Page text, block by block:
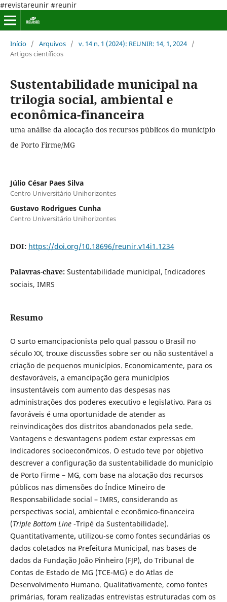
#revistareunir #reunir
Início / Arquivos / v. 14 n. 1 (2024): REUNIR: 14, 1, 2024 /
Artigos científicos
Sustentabilidade municipal na
trilogia social, ambiental e
econômica-financeira
uma análise da alocação dos recursos públicos do município
de Porto Firme/MG
Júlio César Paes Silva
Centro Universitário Unihorizontes
Gustavo Rodrigues Cunha
Centro Universitário Unihorizontes
DOI: https://doi.org/10.18696/reunir.v14i1.1234
Palavras-chave: Sustentabilidade municipal, Indicadores
sociais, IMRS
Resumo
O surto emancipacionista pelo qual passou o Brasil no
século XX, trouxe discussões sobre ser ou não sustentável a
criação de pequenos municípios. Economicamente, para os
desfavoráveis, a emancipação gera municípios
insustentáveis com aumento das despesas nas
administrações dos poderes executivo e legislativo. Para os
favoráveis é uma oportunidade de atender as
reinvindicações dos distritos abandonados pela sede.
Vantagens e desvantagens podem estar expressas em
indicadores socioeconômicos. O estudo teve por objetivo
descrever a configuração da sustentabilidade do município
de Porto Firme – MG, com base na alocação dos recursos
públicos nas dimensões do Índice Mineiro de
Responsabilidade social – IMRS, considerando as
perspectivas social, ambiental e econômico-financeira
(Triple Bottom Line-Tripé da Sustentabilidade).
Quantitativamente, utilizou-se como fontes secundárias os
dados coletados na Prefeitura Municipal, nas bases de
dados da Fundação João Pinheiro (FJP), do Tribunal de
Contas de Estado de MG (TCE-MG) e do Atlas de
Desenvolvimento Humano. Qualitativamente, como fontes
primárias, foram realizadas entrevistas estruturadas com os